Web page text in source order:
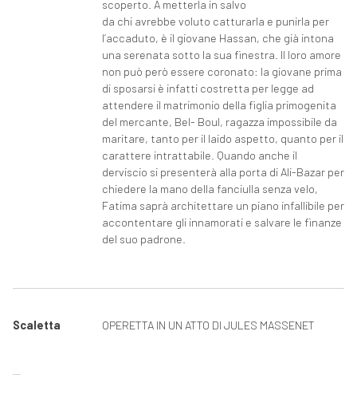
scoperto. A metterla in salvo
da chi avrebbe voluto catturarla e punirla per
l’accaduto, è il giovane Hassan, che già intona
una serenata sotto la sua finestra. Il loro amore
non può però essere coronato: la giovane prima
di sposarsi è infatti costretta per legge ad
attendere il matrimonio della figlia primogenita
del mercante, Bel- Boul, ragazza impossibile da
maritare, tanto per il laido aspetto, quanto per il
carattere intrattabile. Quando anche il
derviscio si presenterà alla porta di Ali-Bazar per
chiedere la mano della fanciulla senza velo,
Fatima saprà architettare un piano infallibile per
accontentare gli innamorati e salvare le finanze
del suo padrone.
Scaletta OPERETTA IN UN ATTO DI JULES MASSENET